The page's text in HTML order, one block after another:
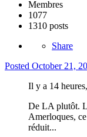
Membres
1077
1310 posts
Share
Posted October 21,
Il y a 14
De LA plutôt.
Amerloques,
réduit...